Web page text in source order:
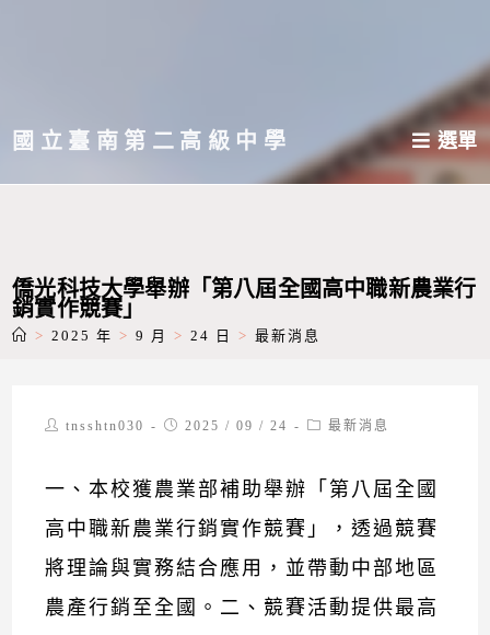
主國立臺南第二高級中學 選單
僑光科技大學舉辦「第八屆全國高中職新農業行
銷實作競賽」
> 2025 年 > 9 月 > 24 日 > 最新消息
Posttnsshtn030
Post2025 / 09 / 24
Post最新消息
一、本校獲農業部補助舉辦「第八屆全國
高中職新農業行銷實作競賽」，透過競賽
將理論與實務結合應用，並帶動中部地區
農產行銷至全國。二、競賽活動提供最高